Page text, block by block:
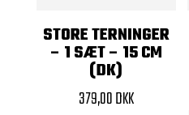
STORE TERNINGER
– 1 SÆT – 15 CM
(DK)
379,00DKK